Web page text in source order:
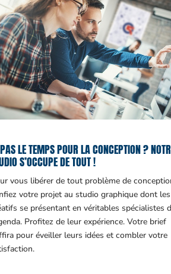
LE TEMPS POUR LA CONCEPTION ?
S’OCCUPE DE TOUT !
vous libérer de tout problème de
votre projet au studio graphique dont les
se présentant en véritables spécialistes
Profitez de leur expérience. Votre brief
pour éveiller leurs idées et combler votre